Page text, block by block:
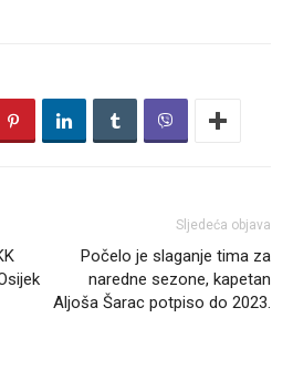
Sljedeća objava
Počelo je slaganje tima za
naredne sezone, kapetan
Aljoša Šarac potpiso do 2023.